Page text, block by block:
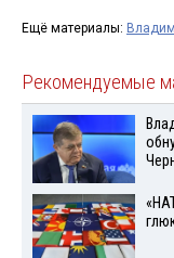
Ещё материалы:
Рекомендуемые